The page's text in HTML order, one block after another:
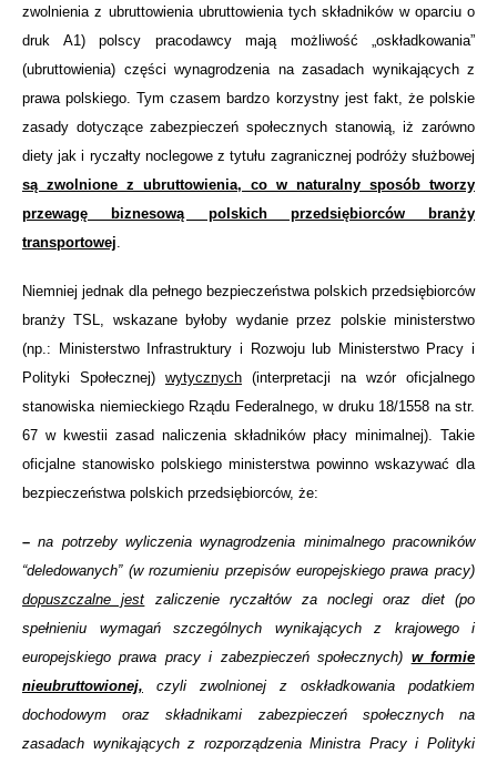
zwolnienia z ubruttowienia ubruttowienia tych składników w oparciu o
druk A1) polscy pracodawcy mają możliwość „oskładkowania”
(ubruttowienia) części wynagrodzenia na zasadach wynikających z
prawa polskiego. Tym czasem bardzo korzystny jest fakt, że polskie
zasady dotyczące zabezpieczeń społecznych stanowią, iż zarówno
diety jak i ryczałty noclegowe z tytułu zagranicznej podróży służbowej
są zwolnione z ubruttowienia, co w naturalny sposób tworzy
przewagę biznesową polskich przedsiębiorców branży
transportowej
Niemniej jednak dla pełnego bezpieczeństwa polskich przedsiębiorców
branży TSL, wskazane byłoby wydanie przez polskie ministerstwo
(np.: Ministerstwo Infrastruktury i Rozwoju lub Ministerstwo Pracy i
Polityki Społecznej) wytycznych (interpretacji na wzór oficjalnego
stanowiska niemieckiegoRządu Federalnego, w druku 18/1558 na str.
67 w kwestii zasad naliczenia składników płacy minimalnej). Takie
oficjalne stanowisko polskiego ministerstwa powinno wskazywać dla
bezpieczeństwa polskich przedsiębiorców, że:
–na potrzeby wyliczenia wynagrodzenia minimalnego pracowników
“deledowanych” (w rozumieniu przepisów europejskiego prawa pracy)
dopuszczalne jest zaliczenie ryczałtów za noclegi oraz diet (po
spełnieniu wymagań szczególnych wynikających z krajowego i
europejskiego prawa pracy i zabezpieczeń społecznych) w formie
nieubruttowionej, czyli zwolnionej z oskładkowania podatkiem
dochodowym oraz składnikami zabezpieczeń społecznych na
zasadach wynikających z rozporządzenia Ministra Pracy i Polityki